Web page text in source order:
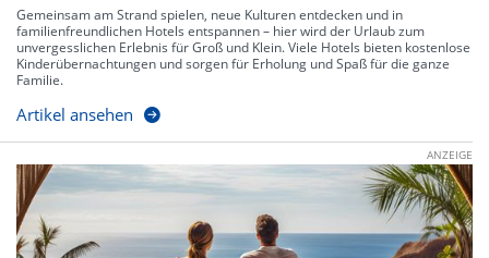
Gemeinsam am Strand spielen, neue Kulturen entdecken und in
familienfreundlichen Hotels entspannen – hier wird der Urlaub zum
unvergesslichen Erlebnis für Groß und Klein. Viele Hotels bieten kostenlose
Kinderübernachtungen und sorgen für Erholung und Spaß für die ganze
Familie.
Artikel ansehen
ANZEIGE